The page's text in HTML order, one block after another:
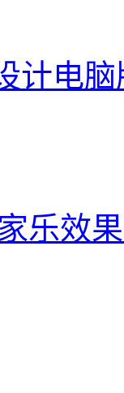
计电
乐效